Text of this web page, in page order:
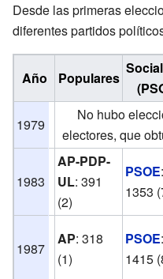
Desde las primeras
diferentes partidos
Año Populares
1979
No hubo
electores, que
1983
AP-PDP-
UL: 391
(2)
PSOE:
1353
1987
AP: 318
(1)
PSOE:
1415